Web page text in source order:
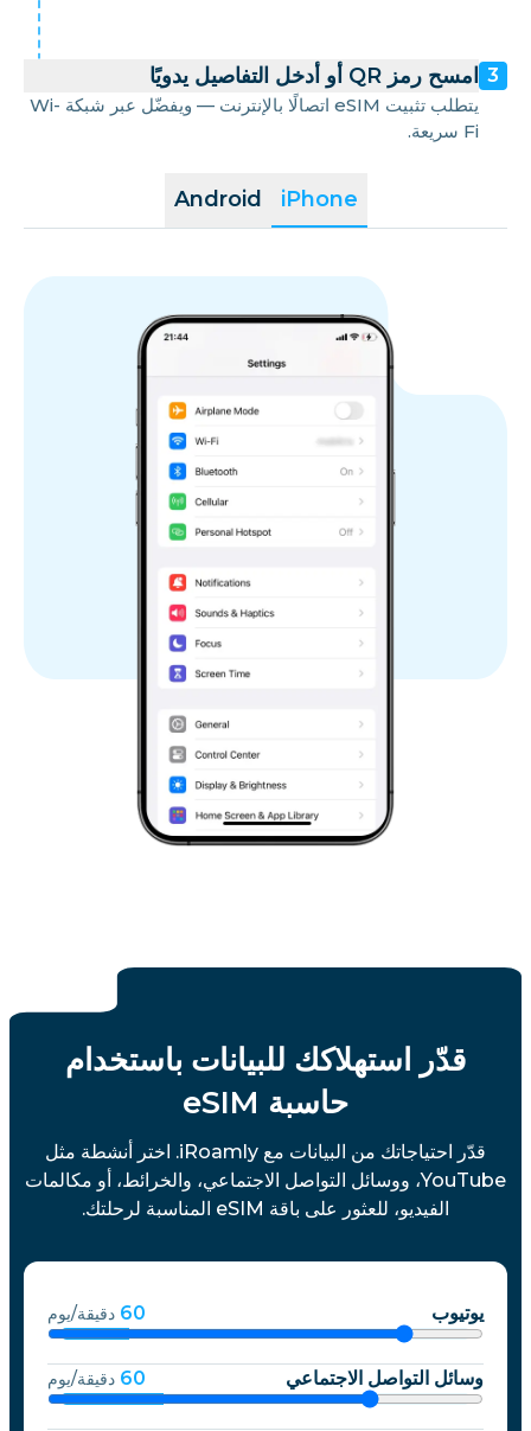
iPhone
Android
3 امسح رمز QR أو أدخل التفاصيل يدويًا
يتطلب تثبيت eSIM اتصالًا بالإنترنت — ويفضّل عبر شبكة Wi-
Fi سريعة.
قدّر استهلاكك للبيانات باستخدام
حاسبة eSIM
قدّر احتياجاتك من البيانات مع iRoamly. اختر أنشطة مثل
YouTube، ووسائل التواصل الاجتماعي، والخرائط، أو مكالمات
الفيديو، للعثور على باقة eSIM المناسبة لرحلتك.
يوتيوب 60 دقيقة/يوم
وسائل التواصل الاجتماعي 60 دقيقة/يوم